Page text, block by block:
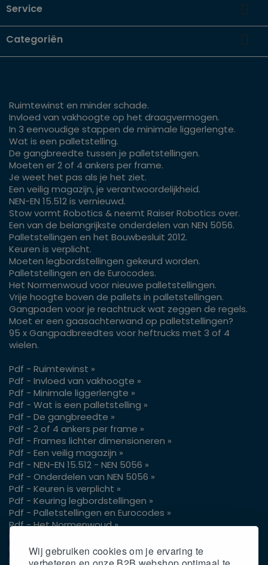
Wij gebruiken cookies om je ervaring te
Service 
Categoriën 
Ruimtewinst en minder schade.
Invloed van vakhoogte op het draagvermogen.
In 3 eenvoudige stappen de minimale liggerlengte.
Wat is een palletstelling.
De gangbreedte tussen je palletstellingen.
Moeten er 2 of 4 ankers per frame.
Je weet het pas als je het ziet.
Een veilig magazijn, je verantwoordelijkheid.
NEN-EN 15.512 is vernieuwd.
Stow vormt Robotics & neemt Raiser Robotics over.
Een van de belangrijkste onderdelen van NEN 5056.
Palletstellingen en het Bouwbesluit 2012.
Keuren is verplicht.
Moeten legbordstellingen gekeurd worden.
Palletstellingen en de Eurocodes.
Het Normenwoud voor nieuwe palletstellingen.
Vrije hoogte boven de pallets in palletstellingen.
Gangpaden voor je reachtruck wat zeggen de regels.
Moet er een gaasachterwand op palletstellingen?
95 x Gangpadbreedtes voor heftrucks met 3 of 4
wielen.
Pdf - Ruimtewinst »
Pdf - Invloed van vakhoogte »
Pdf - Minimale liggerlengte »
Pdf - Wat is een palletstelling »
Pdf - De gangbreedte »
Pdf - 2 of 4 ankers per frame »
Pdf - Frames lichter dimensioneren »
Pdf - Een veilig magazijn »
Pdf - NEN-EN 15.512 - NEN 5056 »
Pdf - Onderdelen van NEN 5056 »
Pdf - Keuren is verplicht »
Pdf - Keuring legbordstellingen »
Pdf - Palletstellingen en Eurocodes »
Pdf - Het Normenwoud »
Pdf - Vrije hoogte pallets »
Pdf - Gangpaden voor je reachtruck »
Pdf - Gaasachterwand op palletstellingen »